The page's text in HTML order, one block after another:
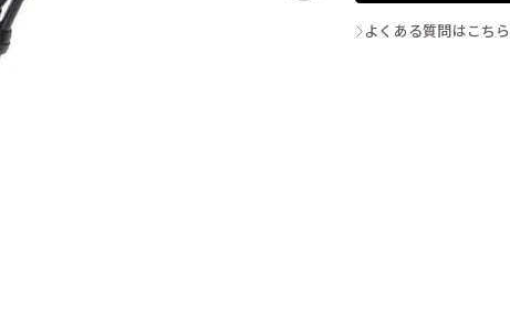
よくある質問はこちら